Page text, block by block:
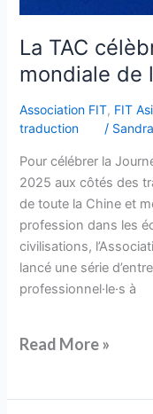
La TAC
mondiale de
Association FIT, FIT
traduction
/
Pour célébrer la
2025 aux côtés des
de toute la Chine et
profession dans les
civilisations,
lancé une série
professionnel·le·s à
Read More »